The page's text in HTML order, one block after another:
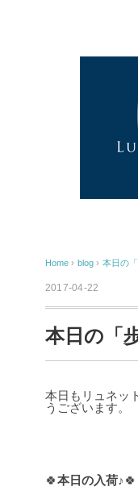
Home › blog › 本日の
2017-04-22
本日の「
本日もリュネッ
うございます。
🍀本日の入荷♪ 🍀